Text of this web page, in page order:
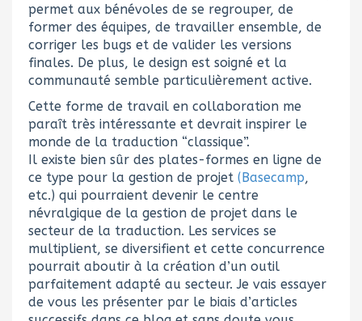
permet aux bénévoles de se regrouper, de
former des équipes, de travailler ensemble, de
corriger les bugs et de valider les versions
finales. De plus, le design est soigné et la
communauté semble particulièrement active.
Cette forme de travail en collaboration me
paraît très intéressante et devrait inspirer le
monde de la traduction “classique”.
Il existe bien sûr des plates-formes en ligne de
ce type pour la gestion de projet (Basecamp,
etc.) qui pourraient devenir le centre
névralgique de la gestion de projet dans le
secteur de la traduction. Les services se
multiplient, se diversifient et cette concurrence
pourrait aboutir à la création d’un outil
parfaitement adapté au secteur. Je vais essayer
de vous les présenter par le biais d’articles